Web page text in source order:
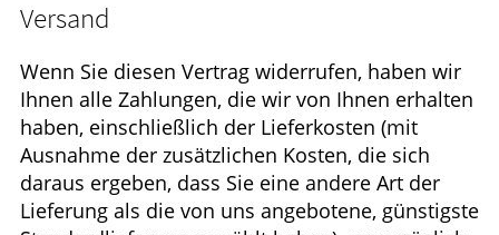
Versand
Wenn Sie diesen Vertrag widerrufen, haben wir
Ihnen alle Zahlungen, die wir von Ihnen erhalten
haben, einschließlich der Lieferkosten (mit
Ausnahme der zusätzlichen Kosten, die sich
daraus ergeben, dass Sie eine andere Art der
Lieferung als die von uns angebotene, günstigste